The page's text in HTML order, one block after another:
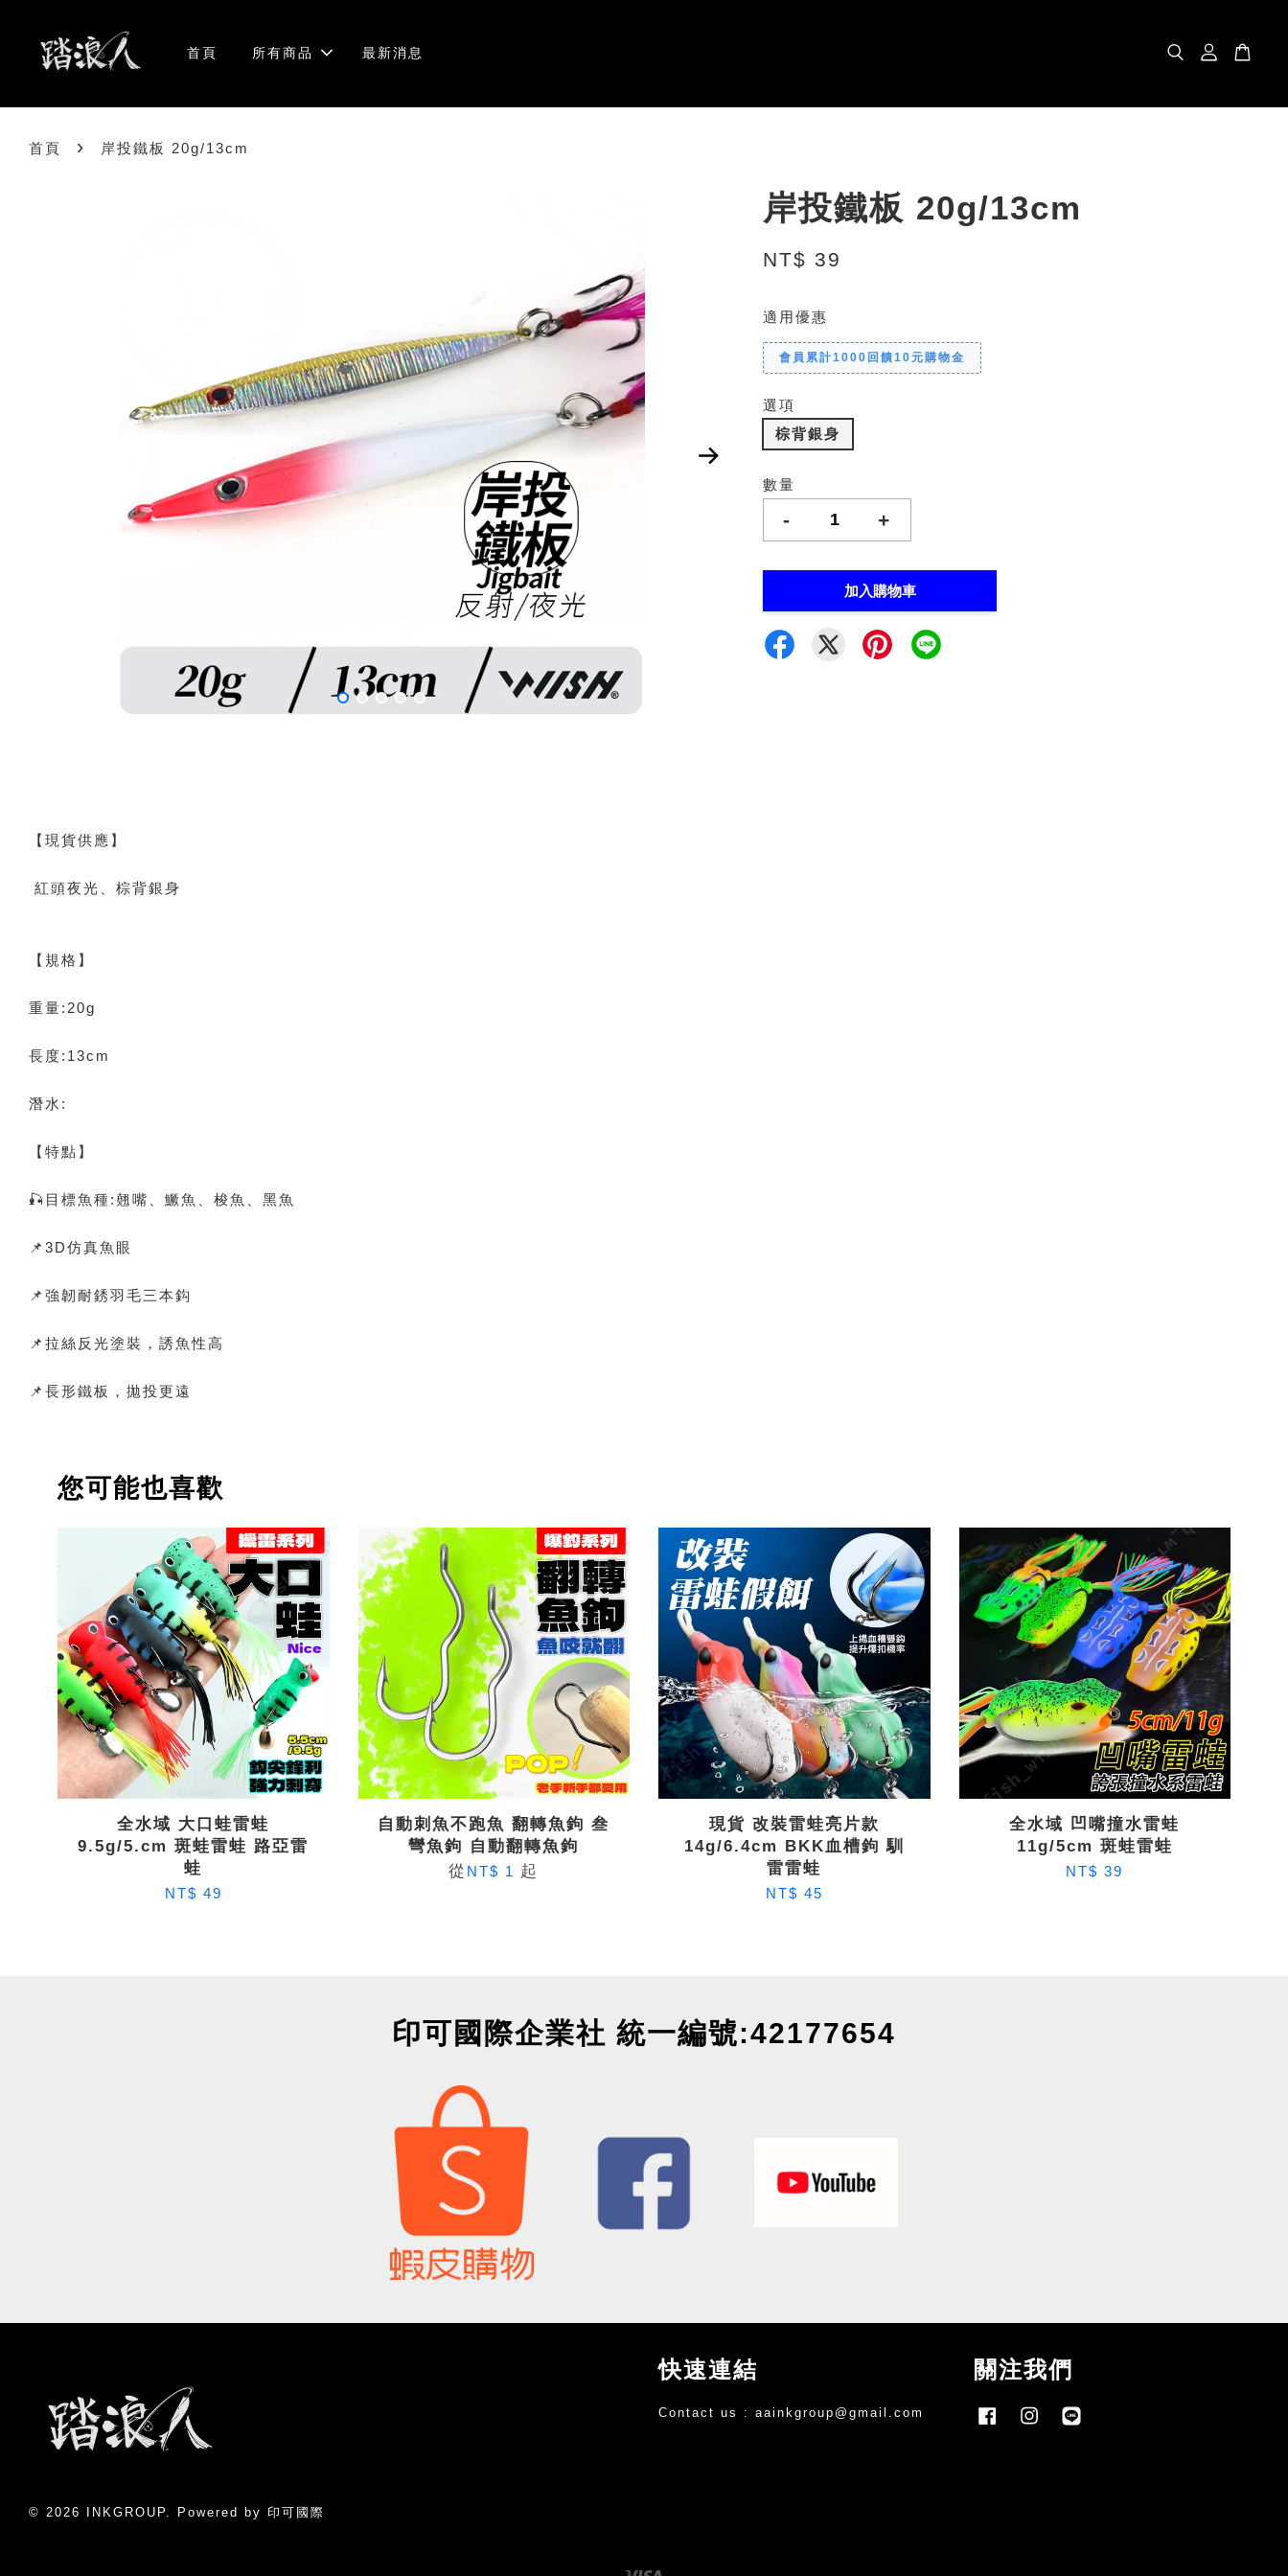
首頁 所有商品 最新消息
首頁 › 岸投鐵板 20g/13cm
岸投鐵板 20g/13cm
NT$ 39
適用優惠
會員累計1000回饋10元購物金
選項
棕背銀身
數量
- +
加入購物車
【現貨供應】
紅頭夜光、棕背銀身
【規格】
重量:20g
長度:13cm
潛水:
【特點】
🎣目標魚種:翹嘴、鱖魚、梭魚、黑魚
📌3D仿真魚眼
📌強韌耐銹羽毛三本鈎
📌拉絲反光塗裝，誘魚性高
📌長形鐵板，拋投更遠
您可能也喜歡
全水域 大口蛙雷蛙
9.5g/5.cm 斑蛙雷蛙 路亞雷
蛙
NT$ 49
自動刺魚不跑魚 翻轉魚鉤 叁
彎魚鉤 自動翻轉魚鉤
從 NT$ 1 起
現貨 改裝雷蛙亮片款
14g/6.4cm BKK血槽鉤 馴
雷雷蛙
NT$ 45
全水域 凹嘴撞水雷蛙
11g/5cm 斑蛙雷蛙
NT$ 39
印可國際企業社 統一編號:42177654
© 2026 INKGROUP. Powered by 印可國際
快速連結
Contact us : aainkgroup@gmail.com
關注我們
FacebookInstagram